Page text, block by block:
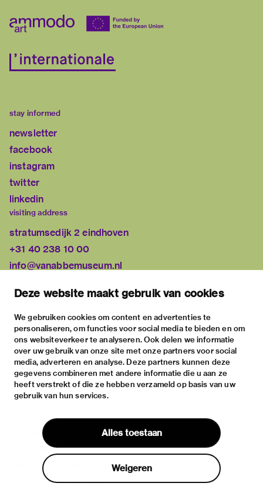
Deze website maakt gebruik van cookies
We gebruiken cookies om content en advertenties te
personaliseren, om functies voor social media te bieden en om
ons websiteverkeer te analyseren. Ook delen we informatie
over uw gebruik van onze site met onze partners voor social
media, adverteren en analyse. Deze partners kunnen deze
gegevens combineren met andere informatie die u aan ze
heeft verstrekt of die ze hebben verzameld op basis van uw
gebruik van hun services.
Alles toestaan
Weigeren
stay informed
newsletter
facebook
instagram
twitter
linkedin
visiting address
stratumsedijk 2 eindhoven
+31 40 238 10 00
info@vanabbemuseum.nl
exhibitions
activities
practical information
about
the museum
the collection
foundations & partners
contact
house rules
privacy & cookies
disclaimer & colophon